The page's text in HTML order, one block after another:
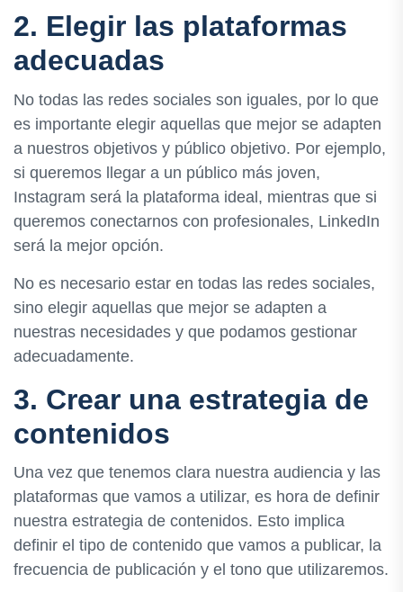
2. Elegir las plataformas
adecuadas
No todas las redes sociales son iguales, por lo que
es importante elegir aquellas que mejor se adapten
a nuestros objetivos y público objetivo. Por ejemplo,
si queremos llegar a un público más joven,
Instagram será la plataforma ideal, mientras que si
queremos conectarnos con profesionales, LinkedIn
será la mejor opción.
No es necesario estar en todas las redes sociales,
sino elegir aquellas que mejor se adapten a
nuestras necesidades y que podamos gestionar
adecuadamente.
3. Crear una estrategia de
contenidos
Una vez que tenemos clara nuestra audiencia y las
plataformas que vamos a utilizar, es hora de definir
nuestra estrategia de contenidos. Esto implica
definir el tipo de contenido que vamos a publicar, la
frecuencia de publicación y el tono que utilizaremos.